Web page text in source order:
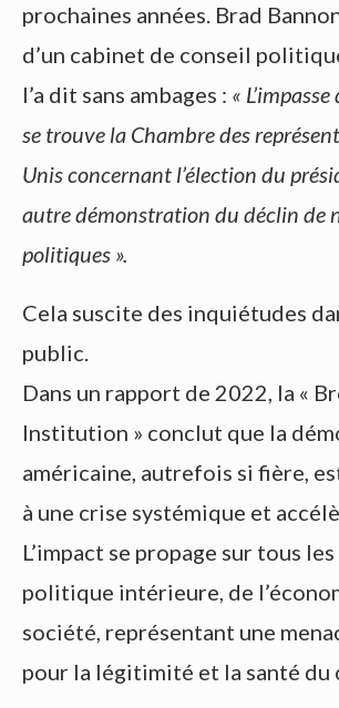
prochaines années. Brad
d’un cabinet de conseil
l’a dit sans ambages : «
se trouve la Chambre des
Unis concernant l’élection du
autre démonstration du déclin de
politiques ».
Cela suscite des inquiétudes
public.
Dans un rapport de 2022, la «
Institution » conclut que la
américaine, autrefois si fière,
à une crise systémique et
L’impact se propage sur tous
politique intérieure, de
société, représentant une
pour la légitimité et la santé du